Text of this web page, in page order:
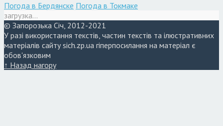
Погода в Бердянске Погода в Токмаке
загрузка...
© Запорозька Січ, 2012-2021
У разі використання текстів, частин текстів та ілюстративних
матеріалів сайту sich.zp.ua гіперпосилання на матеріал є
обов'язковим
↑ Назад нагору